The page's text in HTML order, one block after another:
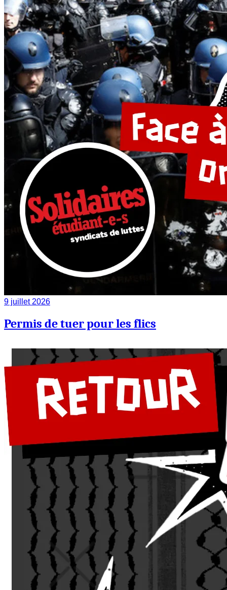
9 juillet 2026
Permis de tuer pour les flics